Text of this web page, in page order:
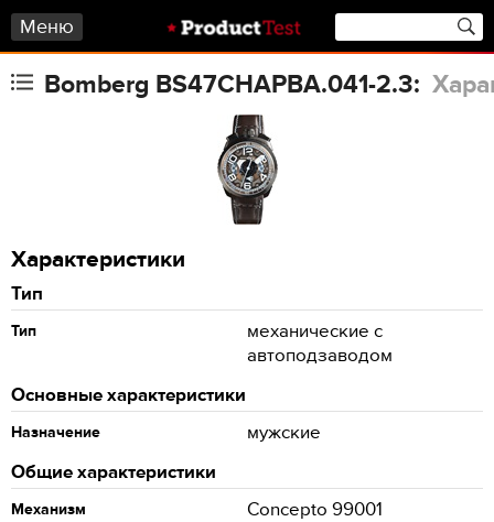
Меню
Bomberg BS47CHAPBA.041-2.3:
Характеристики
Тип
Тип
механические с
автоподзаводом
Основные характеристики
Назначение
мужские
Общие характеристики
Механизм Concepto 99001